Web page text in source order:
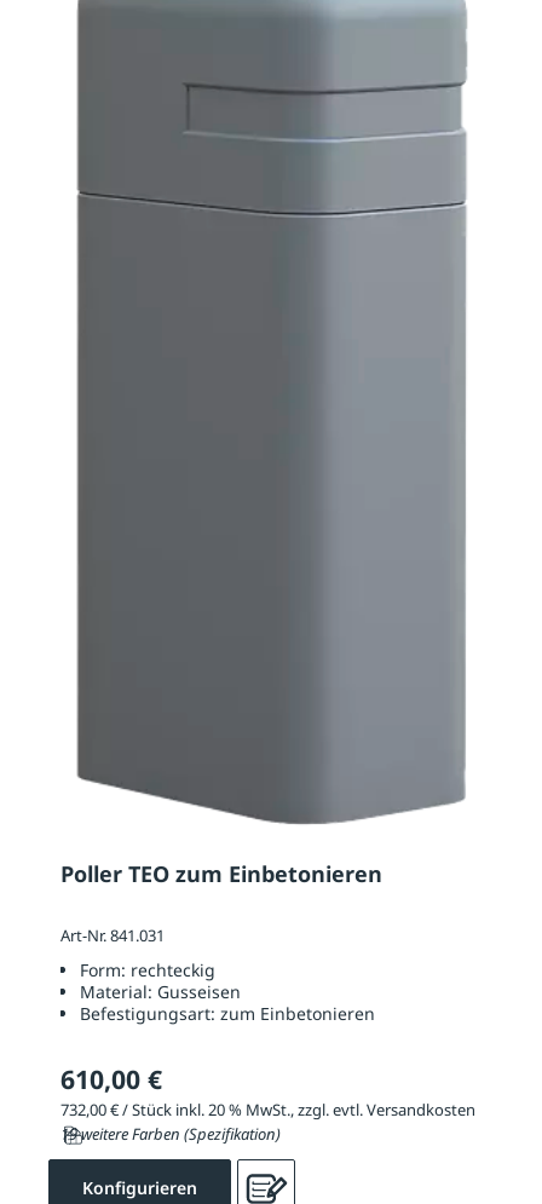
Poller TEO zum Einbetonieren
Art-Nr. 841.031
Form: rechteckig
Material: Gusseisen
Befestigungsart: zum Einbetonieren
610,00 €
732,00 € / Stück inkl. 20 % MwSt., zzgl. evtl. Versandkosten
19 weitere Farben (Spezifikation)
Konfigurieren